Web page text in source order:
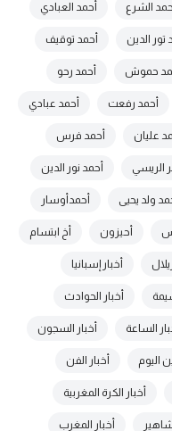
أحمد الشرع أحمد العبادي
تور الدين أحمد توقيف
حموش أحمد رحو
أحمد رفعت أحمد عبادي
عليان أحمد فرس
الريسي أحمد نور الدين
ولد يحيى أحمدأوسار
أحيزون أخ ابتسام
أخبار إسبانيا
أخبار الحوادث
الساعة أخبار السجون
اليوم أخبار الفن
أخبار الكرة المغربية
أخبار المغرب